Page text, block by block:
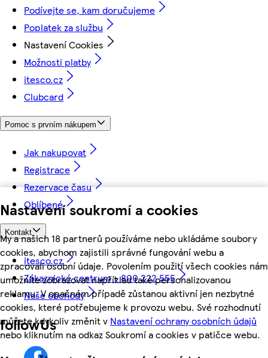
Nastavení soukromí a cookies
My a našich 18 partnerů používáme nebo ukládáme soubory
cookies, abychom zajistili správné fungování webu a
zpracovali osobní údaje. Povolením použití všech cookies nám
umožníte zobrazovat například také personalizovanou
reklamu. V opačném případě zůstanou aktivní jen nezbytné
cookies, které potřebujeme k provozu webu. Své rozhodnutí
můžete kdykoliv změnit v Nastavení ochrany osobních údajů
nebo kliknutím na odkaz Soukromí a cookies v patičce webu.
Podívejte se, kam doručujeme
Poplatek za službu
Nastavení Cookies
Možnosti platby
itesco.cz
Clubcard
Pomoc s prvním nákupem
Jak nakupovat
Registrace
Rezervace času
Oblíbené
Kontakt
itesco.cz
Zákaznické centrum - 800 222 555
Naše obchody
followUs